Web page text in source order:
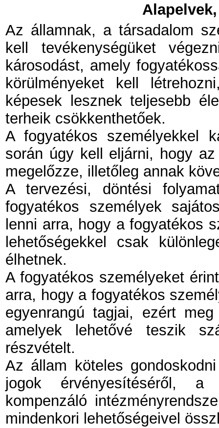
Az államnak, a társadalom
kell tevékenységüket
károsodást, amely
körülményeket kell
képesek lesznek teljesebb
terheik csökkenthetőek.
A fogyatékos személyekkel
során úgy kell eljárni, hogy
megelőzze, illetőleg annak
A tervezési, döntési
fogyatékos személyek
lenni arra, hogy a fogyatékos
lehetőségekkel csak
élhetnek.
A fogyatékos személyeket
arra, hogy a fogyatékos
egyenrangú tagjai, ezért
amelyek lehetővé teszik
részvételt.
Az állam köteles
jogok érvényesítéséről, a
kompenzáló
mindenkori lehetőségeivel